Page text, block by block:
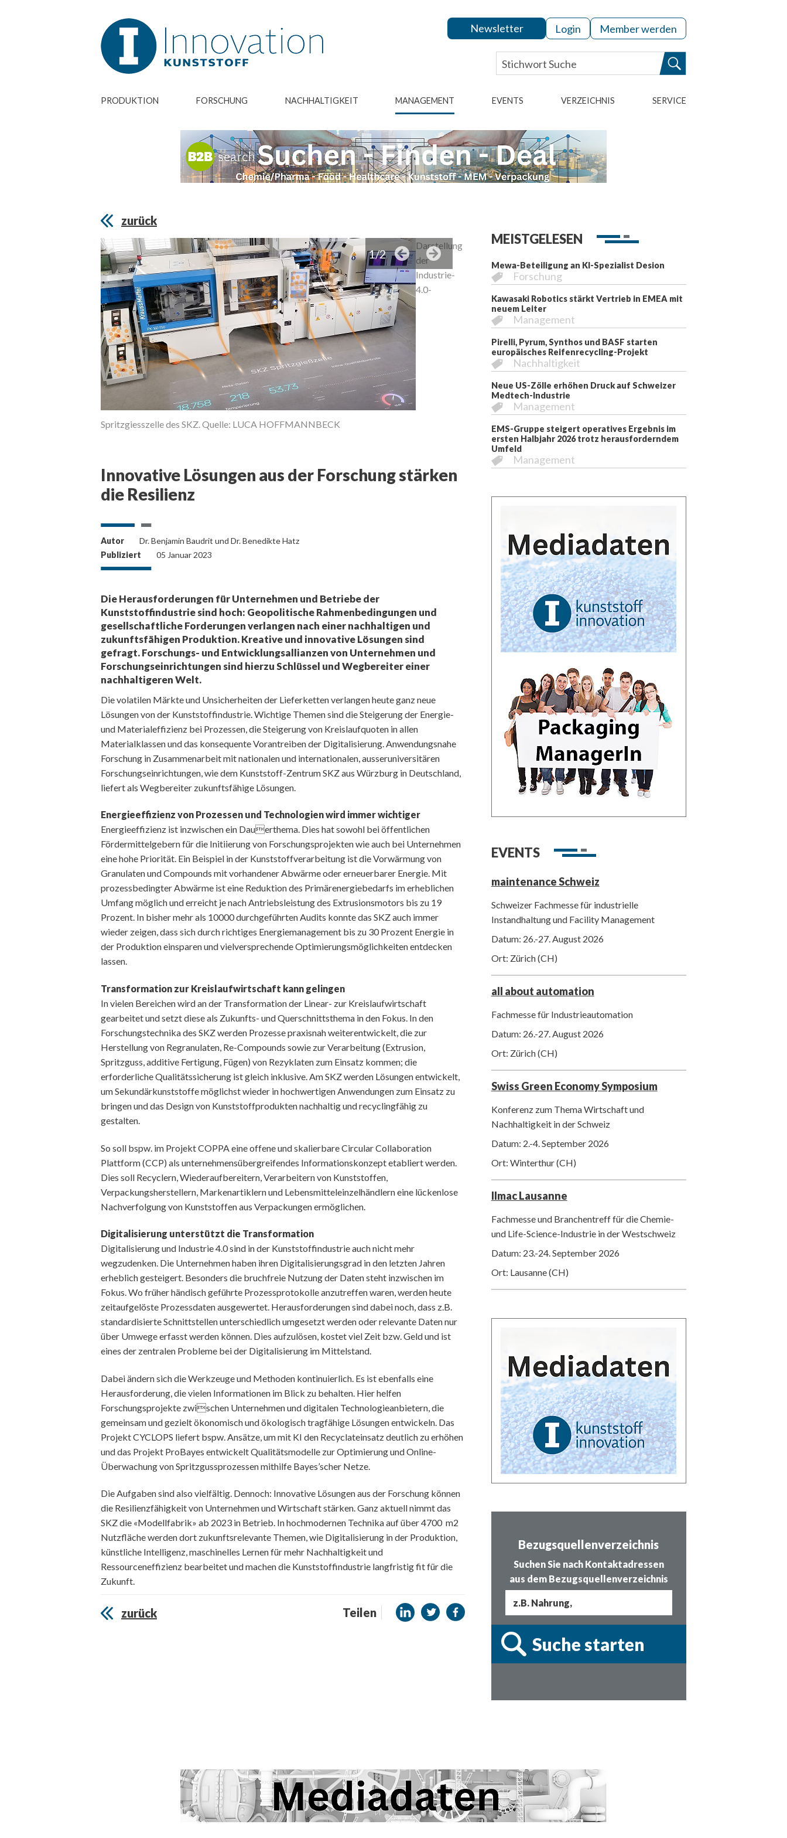
Newsletter Login Member werden
PRODUKTION FORSCHUNG NACHHALTIGKEIT MANAGEMENT EVENTS VERZEICHNIS SERVICE
zurück
Darstellung
der
Industrie-
4.0-
Spritzgiesszelle des SKZ. Quelle: LUCA HOFFMANNBECK
Die SKZ-Modellfabrik in Betrieb ab 2023. Quelle: 3D BETRIEB GMBH
1/2
Innovative Lösungen aus der Forschung stärken
die Resilienz
Autor
Dr. Benjamin Baudrit und Dr. Benedikte Hatz
Publiziert
05 Januar 2023
Die Herausforderungen für Unternehmen und Betriebe der
Kunststoffindustrie sind hoch: Geopolitische Rahmenbedingungen und
gesellschaftliche Forderungen verlangen nach einer nachhaltigen und
zukunftsfähigen Produktion. Kreative und innovative Lösungen sind
gefragt. Forschungs- und Entwicklungsallianzen von Unternehmen und
Forschungseinrichtungen sind hierzu Schlüssel und Wegbereiter einer
nachhaltigeren Welt.
Die volatilen Märkte und Unsicherheiten der Lieferketten verlangen heute ganz neue
Lösungen von der Kunststoffindustrie. Wichtige Themen sind die Steigerung der Energie-
und Materialeffizienz bei Prozessen, die Steigerung von Kreislaufquoten in allen
Materialklassen und das konsequente Vorantreiben der Digitalisierung. Anwendungsnahe
Forschung in Zusammenarbeit mit nationalen und internationalen, ausseruniversitären
Forschungseinrichtungen, wie dem Kunststoff-Zentrum SKZ aus Würzburg in Deutschland,
liefert als Wegbereiter zukunftsfähige Lösungen.
Energieeffizienz von Prozessen und Technologien wird immer wichtiger
Energieeffizienz ist inzwischen ein Dauerthema. Dies hat sowohl bei öffentlichen
Fördermittelgebern für die Initiierung von Forschungsprojekten wie auch bei Unternehmen
eine hohe Priorität. Ein Beispiel in der Kunststoffverarbeitung ist die Vorwärmung von
Granulaten und Compounds mit vorhandener Abwärme oder erneuerbarer Energie. Mit
prozessbedingter Abwärme ist eine Reduktion des Primärenergiebedarfs im erheblichen
Umfang möglich und erreicht je nach Antriebsleistung des Extrusionsmotors bis zu 19
Prozent. In bisher mehr als 10000 durchgeführten Audits konnte das SKZ auch immer
wieder zeigen, dass sich durch richtiges Energiemanagement bis zu 30 Prozent Energie in
der Produktion einsparen und vielversprechende Optimierungsmöglichkeiten entdecken
lassen.
Transformation zur Kreislaufwirtschaft kann gelingen
In vielen Bereichen wird an der Transformation der Linear- zur Kreislaufwirtschaft
gearbeitet und setzt diese als Zukunfts- und Querschnittsthema in den Fokus. In den
Forschungstechnika des SKZ werden Prozesse praxisnah weiterentwickelt, die zur
Herstellung von Regranulaten, Re-Compounds sowie zur Verarbeitung (Extrusion,
Spritzguss, additive Fertigung, Fügen) von Rezyklaten zum Einsatz kommen; die
erforderliche Qualitätssicherung ist gleich inklusive. Am SKZ werden Lösungen entwickelt,
um Sekundärkunststoffe möglichst wieder in hochwertigen Anwendungen zum Einsatz zu
bringen und das Design von Kunststoffprodukten nachhaltig und recyclingfähig zu
gestalten.
So soll bspw. im Projekt COPPA eine offene und skalierbare Circular Collaboration
Plattform (CCP) als unternehmensübergreifendes Informationskonzept etabliert werden.
Dies soll Recyclern, Wiederaufbereitern, Verarbeitern von Kunststoffen,
Verpackungsherstellern, Markenartiklern und Lebensmitteleinzelhändlern eine lückenlose
Nachverfolgung von Kunststoffen aus Verpackungen ermöglichen.
Digitalisierung unterstützt die Transformation
Digitalisierung und Industrie 4.0 sind in der Kunststoffindustrie auch nicht mehr
wegzudenken. Die Unternehmen haben ihren Digitalisierungsgrad in den letzten Jahren
erheblich gesteigert. Besonders die bruchfreie Nutzung der Daten steht inzwischen im
Fokus. Wo früher händisch geführte Prozessprotokolle anzutreffen waren, werden heute
zeitaufgelöste Prozessdaten ausgewertet. Herausforderungen sind dabei noch, dass z.B.
standardisierte Schnittstellen unterschiedlich umgesetzt werden oder relevante Daten nur
über Umwege erfasst werden können. Dies aufzulösen, kostet viel Zeit bzw. Geld und ist
eines der zentralen Probleme bei der Digitalisierung im Mittelstand.
Dabei ändern sich die Werkzeuge und Methoden kontinuierlich. Es ist ebenfalls eine
Herausforderung, die vielen Informationen im Blick zu behalten. Hier helfen
Forschungsprojekte zwischen Unternehmen und digitalen Technologieanbietern, die
gemeinsam und gezielt ökonomisch und ökologisch tragfähige Lösungen entwickeln. Das
Projekt CYCLOPS liefert bspw. Ansätze, um mit KI den Recyclateinsatz deutlich zu erhöhen
und das Projekt ProBayes entwickelt Qualitätsmodelle zur Optimierung und Online-
Überwachung von Spritzgussprozessen mithilfe Bayes’scher Netze.
Die Aufgaben sind also vielfältig. Dennoch: Innovative Lösungen aus der Forschung können
die Resilienzfähigkeit von Unternehmen und Wirtschaft stärken. Ganz aktuell nimmt das
SKZ die «Modellfabrik» ab 2023 in Betrieb. In hochmodernen Technika auf über 4700 m2
Nutzfläche werden dort zukunftsrelevante Themen, wie Digitalisierung in der Produktion,
künstliche Intelligenz, maschinelles Lernen für mehr Nachhaltigkeit und
Ressourceneffizienz bearbeitet und machen die Kunststoffindustrie langfristig fit für die
Zukunft.
zurück Teilen
MEISTGELESEN
Mewa-Beteiligung an KI-Spezialist Desion
Forschung
Kawasaki Robotics stärkt Vertrieb in EMEA mit
neuem Leiter
Management
Pirelli, Pyrum, Synthos und BASF starten
europäisches Reifenrecycling-Projekt
Nachhaltigkeit
Neue US-Zölle erhöhen Druck auf Schweizer
Medtech-Industrie
Management
EMS-Gruppe steigert operatives Ergebnis im
ersten Halbjahr 2026 trotz herausforderndem
Umfeld
Management
EVENTS
maintenance Schweiz
Schweizer Fachmesse für industrielle
Instandhaltung und Facility Management
Datum: 26.-27. August 2026
Ort: Zürich (CH)
all about automation
Fachmesse für Industrieautomation
Datum: 26.-27. August 2026
Ort: Zürich (CH)
Swiss Green Economy Symposium
Konferenz zum Thema Wirtschaft und
Nachhaltigkeit in der Schweiz
Datum: 2.-4. September 2026
Ort: Winterthur (CH)
Ilmac Lausanne
Fachmesse und Branchentreff für die Chemie-
und Life-Science-Industrie in der Westschweiz
Datum: 23.-24. September 2026
Ort: Lausanne (CH)
Bezugsquellenverzeichnis
Suchen Sie nach Kontaktadressen
aus dem Bezugsquellenverzeichnis